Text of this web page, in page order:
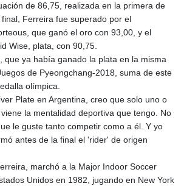
MXN 19.811945
MYR 4.728715
MZN 73.882892
NAD 18.726567
NGN 1577.963717
NIO 42.419473
NOK 10.99759
NPR 175.501819
NZD 1.961547
OMR 0.442445
PAB 1.152686
PGK 5.093937
PHP 70.183258
de 86,75, realizada en la primera de
Ferreira fue superado por el
que ganó el oro con 93,00, y el
Wise, plata, con 90,75.
que ya había ganado la plata en la misma
de Pyeongchang-2018, suma de este
olímpica.
Plate en Argentina, creo que solo uno o
la mentalidad deportiva que tengo. No
le guste tanto competir como a él. Y yo
antes de la final el 'rider' de origen
marchó a la Major Indoor Soccer
Unidos en 1982, jugando en New York